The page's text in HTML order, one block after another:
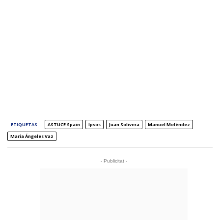
ETIQUETAS ASTUCE Spain Ipsos Juan Solivera
Manuel Meléndez
María Ángeles Vaz
- Publicitat -